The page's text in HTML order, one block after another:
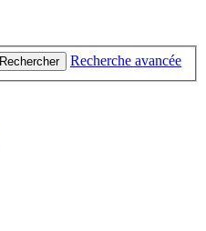
Rechercher Recherche avancée